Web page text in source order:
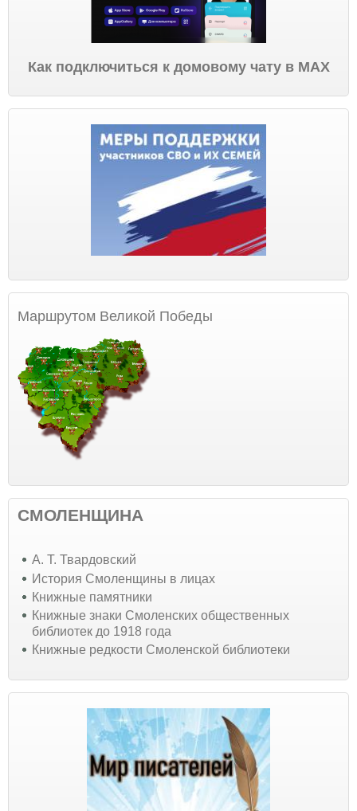
Как подключиться к домовому чату в МАХ
Маршрутом Великой Победы
СМОЛЕНЩИНА
А. Т. Твардовский
История Смоленщины в лицах
Книжные памятники
Книжные знаки Смоленских общественных
библиотек до 1918 года
Книжные редкости Смоленской библиотеки